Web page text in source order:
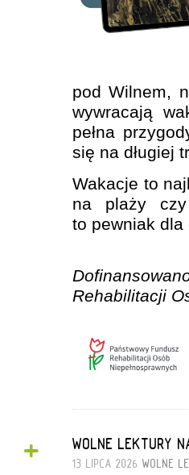
pod Wilnem,
wywracają
pełna
się na długiej
Wakacje to
na plaży
to pewniak dla
Rehabilitacji
+ WOLNE LEKTURY
13 LIPCA 2026 WOLNE